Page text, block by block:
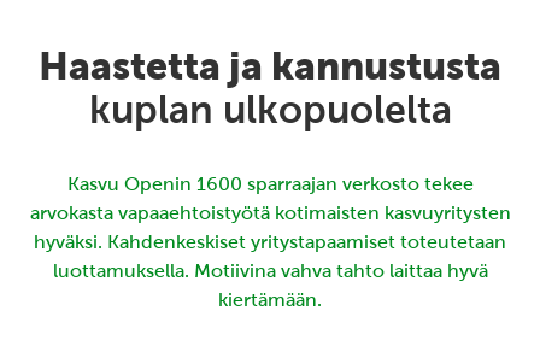
Haastetta ja kannustusta
kuplan ulkopuolelta
Kasvu Openin 1600 sparraajan verkosto tekee
arvokasta vapaaehtoistyötä kotimaisten kasvuyritysten
hyväksi. Kahdenkeskiset yritystapaamiset toteutetaan
luottamuksella. Motiivina vahva tahto laittaa hyvä
kiertämään.